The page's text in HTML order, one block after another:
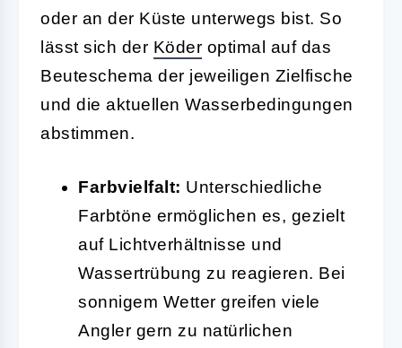
oder an der Küste unterwegs bist. So
lässt sich der Köder optimal auf das
Beuteschema der jeweiligen Zielfische
und die aktuellen Wasserbedingungen
abstimmen.
Farbvielfalt: Unterschiedliche
Farbtöne ermöglichen es, gezielt
auf Lichtverhältnisse und
Wassertrübung zu reagieren. Bei
sonnigem Wetter greifen viele
Angler gern zu natürlichen